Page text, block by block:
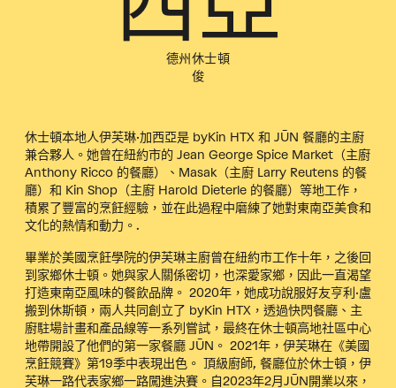
德州休士頓
俊
休士頓本地人伊芙琳·加西亞是 byKin HTX 和 JŪN 餐廳的主廚
兼合夥人。她曾在紐約市的 Jean George Spice Market（主廚
Anthony Ricco 的餐廳）、Masak（主廚 Larry Reutens 的餐
廳）和 Kin Shop（主廚 Harold Dieterle 的餐廳）等地工作，
積累了豐富的烹飪經驗，並在此過程中磨練了她對東南亞美食和
文化的熱情和動力。.
畢業於美國烹飪學院的伊芙琳主廚曾在紐約市工作十年，之後回
到家鄉休士頓。她與家人關係密切，也深愛家鄉，因此一直渴望
打造東南亞風味的餐飲品牌。 2020年，她成功說服好友亨利·盧
搬到休斯頓，兩人共同創立了 byKin HTX，透過快閃餐廳、主
廚駐場計畫和產品線等一系列嘗試，最終在休士頓高地社區中心
地帶開設了他們的第一家餐廳 JŪN。 2021年，伊芙琳在《美國
烹飪競賽》第19季中表現出色。 頂級廚師, 餐廳位於休士頓，伊
芙琳一路代表家鄉一路闖進決賽。自2023年2月JŪN開業以來，